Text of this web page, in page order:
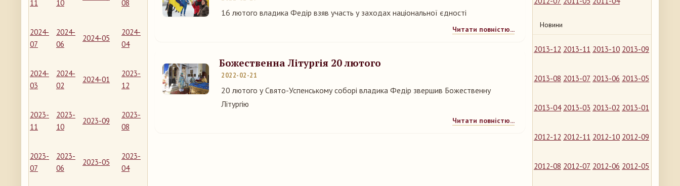
11
10
08
2024-
07
2024-
06
2024-05
2024-
04
2024-
03
2024-
02
2024-01
2023-
12
2023-
11
2023-
10
2023-09
2023-
08
2023-
07
2023-
06
2023-05
2023-
04
Новини
2013-12 2013-11 2013-10 2013-09
2013-08 2013-07 2013-06 2013-05
2013-04 2013-03 2013-02 2013-01
2012-12 2012-11 2012-10 2012-09
2012-08 2012-07 2012-06 2012-05
16 лютого владика Федір взяв участь у заходах національної єдності
Читати повністю...
Божественна Літургія 20 лютого
2022-02-21
20 лютого у Свято-Успенському соборі владика Федір звершив Божественну
Літургію
Читати повністю...